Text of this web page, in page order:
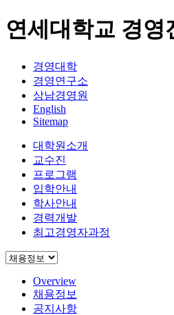
연세대학교 경영
경영대학
경영연구소
상남경영원
English
Sitemap
대학원소개
교수진
프로그램
입학안내
학사안내
경력개발
최고경영자과정
Overview
채용정보
공지사항